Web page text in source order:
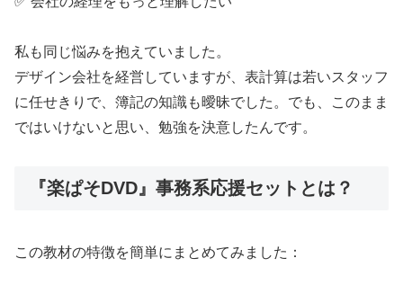
私も同じ悩みを抱えていました。
デザイン会社を経営していますが、表計算は若いスタッフ
に任せきりで、簿記の知識も曖昧でした。でも、このまま
ではいけないと思い、勉強を決意したんです。
『楽ぱそDVD』事務系応援セットとは？
この教材の特徴を簡単にまとめてみました：